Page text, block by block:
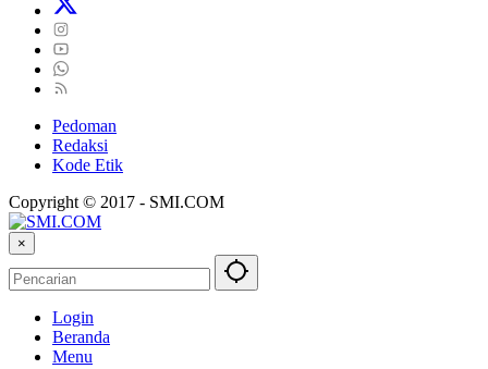
Pedoman
Redaksi
Kode Etik
Copyright © 2017 - SMI.COM
×
Login
Beranda
Menu